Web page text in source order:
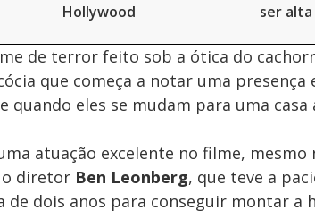
Hollywood
ser alta
de terror feito sob a ótica do
que começa a notar uma presença
eles se mudam para uma casa
atuação excelente no filme, mesmo
diretor Ben Leonberg, que teve a
de dois anos para conseguir montar a